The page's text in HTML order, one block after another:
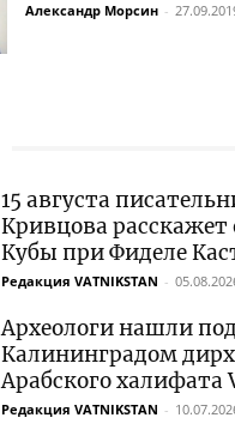
Александр Морсин -
15 августа
Кривцова
Кубы при Фиделе
Редакция VATNIKSTAN -
Археологи нашли под
Калининградом
Арабского халифата
Редакция VATNIKSTAN -